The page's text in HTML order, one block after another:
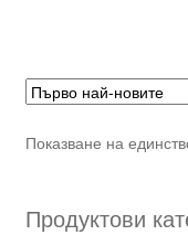
Показване на
Продуктови